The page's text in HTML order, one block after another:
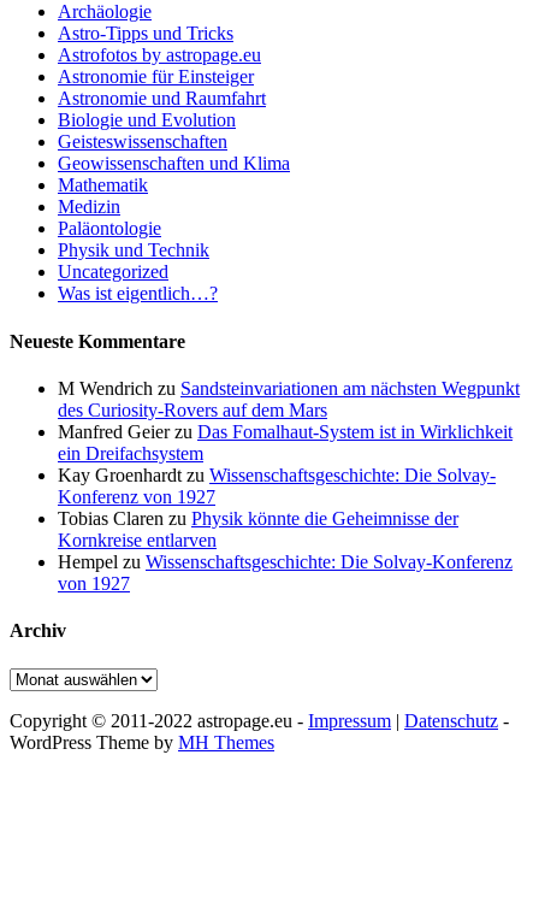
Archäologie
Astro-Tipps und Tricks
Astrofotos by astropage.eu
Astronomie für Einsteiger
Astronomie und Raumfahrt
Biologie und Evolution
Geisteswissenschaften
Geowissenschaften und Klima
Mathematik
Medizin
Paläontologie
Physik und Technik
Uncategorized
Was ist eigentlich…?
Neueste Kommentare
M Wendrich zu Sandsteinvariationen am nächsten Wegpunkt
des Curiosity-Rovers auf dem Mars
Manfred Geierzu Das Fomalhaut-System ist in Wirklichkeit
ein Dreifachsystem
Kay Groenhardt zu Wissenschaftsgeschichte: Die Solvay-
Konferenz von 1927
Tobias Claren zu Physik könnte die Geheimnisse der
Kornkreise entlarven
Hempel zu Wissenschaftsgeschichte: Die Solvay-Konferenz
von 1927
Archiv
Archiv
Copyright © 2011-2022 astropage.eu - Impressum | Datenschutz -
WordPress Theme by MH Themes